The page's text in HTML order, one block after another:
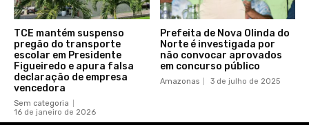
TCE mantém suspenso
pregão do transporte
escolar em Presidente
Figueiredo e apura falsa
declaração de empresa
vencedora
Sem categoria
16 de janeiro de 2026
Prefeita de Nova Olinda do
Norte é investigada por
não convocar aprovados
em concurso público
Amazonas 3 de julho de 2025